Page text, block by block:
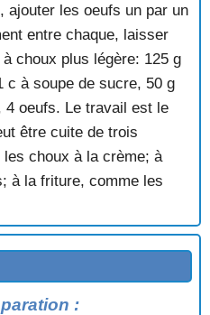
ajouter les oeufs un par un
entre chaque, laisser
choux plus légère: 125 g
c à soupe de sucre, 50 g
4 oeufs. Le travail est le
être cuite de trois
choux à la crème; à
à la friture, comme les
: